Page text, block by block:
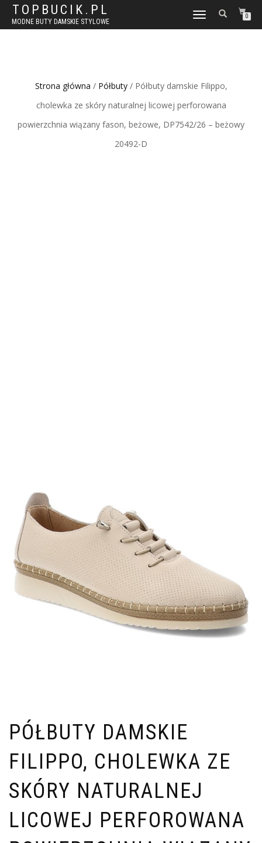
TOPBUCIK.PL
MODNE BUTY DAMSKIE STYLOWE
WŁĄCZ
NAWIGACJĘ
0
Strona główna / Półbuty/ Półbuty damskie Filippo,
cholewka ze skóry naturalnej licowej perforowana
powierzchnia wiązany fason, beżowe, DP7542/26 – beżowy
20492-D
PÓŁBUTY DAMSKIE
FILIPPO, CHOLEWKA ZE
SKÓRY NATURALNEJ
LICOWEJ PERFOROWANA